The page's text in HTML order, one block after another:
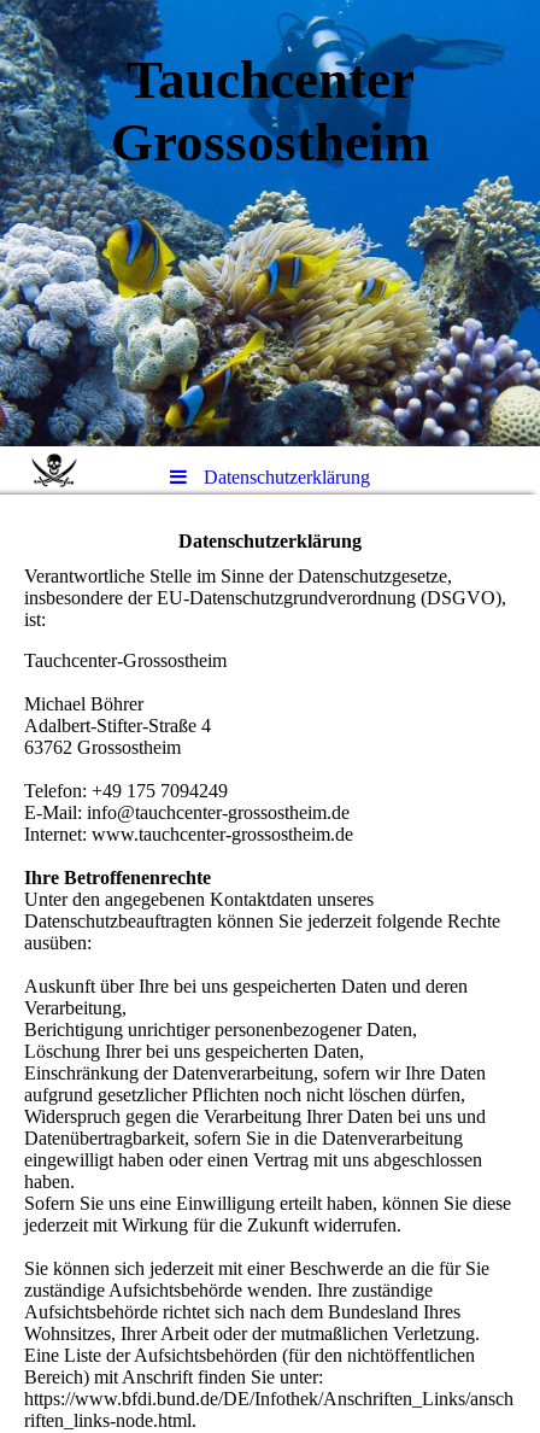
Tauchcenter
Grossostheim
Datenschutzerklärung
Datenschutzerklärung
Verantwortliche Stelle im Sinne der Datenschutzgesetze,
insbesondere der EU-Datenschutzgrundverordnung (DSGVO),
ist:
Tauchcenter-Grossostheim
Michael Böhrer
Adalbert-Stifter-Straße 4
63762 Grossostheim
Telefon: +49 175 7094249
E-Mail: info@tauchcenter-grossostheim.de
Internet: www.tauchcenter-grossostheim.de
Ihre Betroffenenrechte
Unter den angegebenen Kontaktdaten unseres
Datenschutzbeauftragten können Sie jederzeit folgende Rechte
ausüben:
Auskunft über Ihre bei uns gespeicherten Daten und deren
Verarbeitung,
Berichtigung unrichtiger personenbezogener Daten,
Löschung Ihrer bei uns gespeicherten Daten,
Einschränkung der Datenverarbeitung, sofern wir Ihre Daten
aufgrund gesetzlicher Pflichten noch nicht löschen dürfen,
Widerspruch gegen die Verarbeitung Ihrer Daten bei uns und
Datenübertragbarkeit, sofern Sie in die Datenverarbeitung
eingewilligt haben oder einen Vertrag mit uns abgeschlossen
haben.
Sofern Sie uns eine Einwilligung erteilt haben, können Sie diese
jederzeit mit Wirkung für die Zukunft widerrufen.
Sie können sich jederzeit mit einer Beschwerde an die für Sie
zuständige Aufsichtsbehörde wenden. Ihre zuständige
Aufsichtsbehörde richtet sich nach dem Bundesland Ihres
Wohnsitzes, Ihrer Arbeit oder der mutmaßlichen Verletzung.
Eine Liste der Aufsichtsbehörden (für den nichtöffentlichen
Bereich) mit Anschrift finden Sie unter:
https://www.bfdi.bund.de/DE/Infothek/Anschriften_Links/ansch
riften_links-node.html.